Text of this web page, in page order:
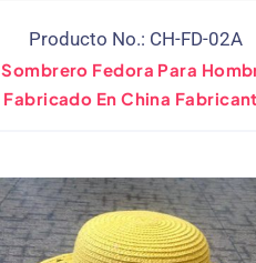
Producto No.: CH-FD-02A
Sombrero Fedora Para
Fabricado En China